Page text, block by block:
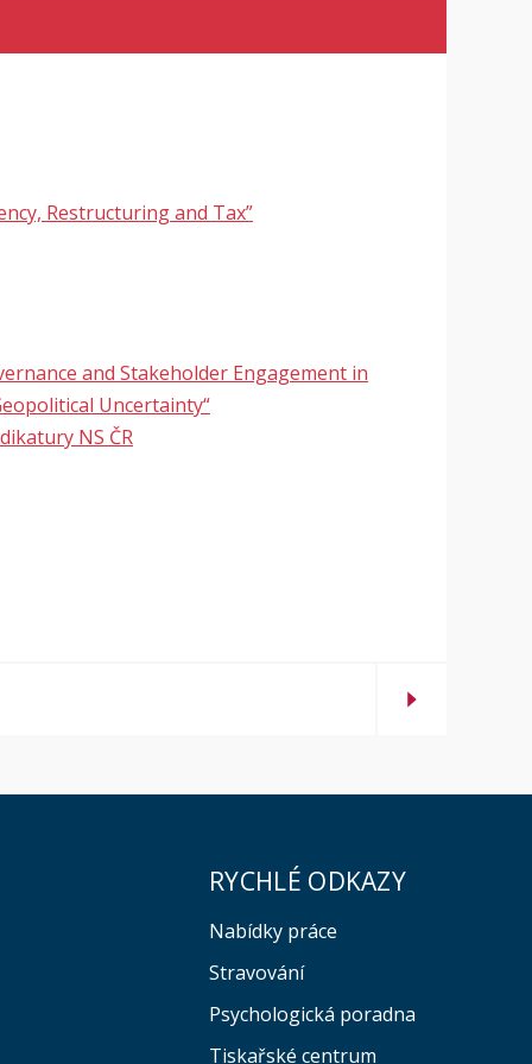
Restructuring and Tax”
and Stakeholder Engagement in
Uncertainty“
NS ČR
RYCHLÉ ODKAZY
Nabídky práce
Stravování
Psychologická poradna
Tiskařské centrum